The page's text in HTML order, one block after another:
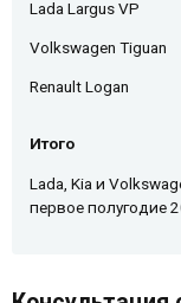
Lada Largus VP
Volkswagen Tiguan
Renault Logan
Итого
Lada, Kia и
первое полугодие